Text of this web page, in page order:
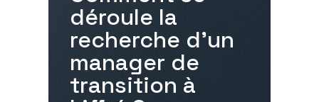
déroule la
recherche d'un
manager de
transition à